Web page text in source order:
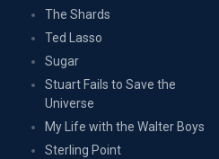
The Shards
Ted Lasso
Sugar
Stuart Fails to Save the
Universe
My Life with the Walter Boys
Sterling Point